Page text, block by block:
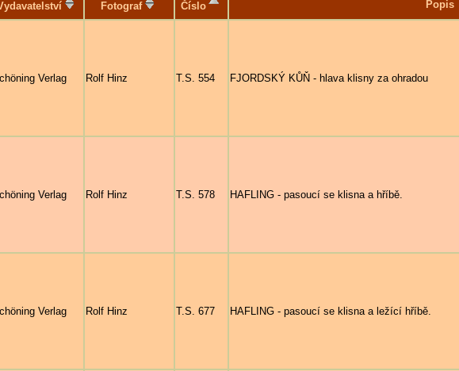
Fotograf Číslo Popis
Verlag Rolf Hinz T.S. 554 FJORDSKÝ KŮŇ - hlava klisny za ohradou
Verlag Rolf Hinz T.S. 578 HAFLING - pasoucí se klisna a hříbě.
Verlag Rolf Hinz T.S. 677 HAFLING - pasoucí se klisna a ležící hříbě.